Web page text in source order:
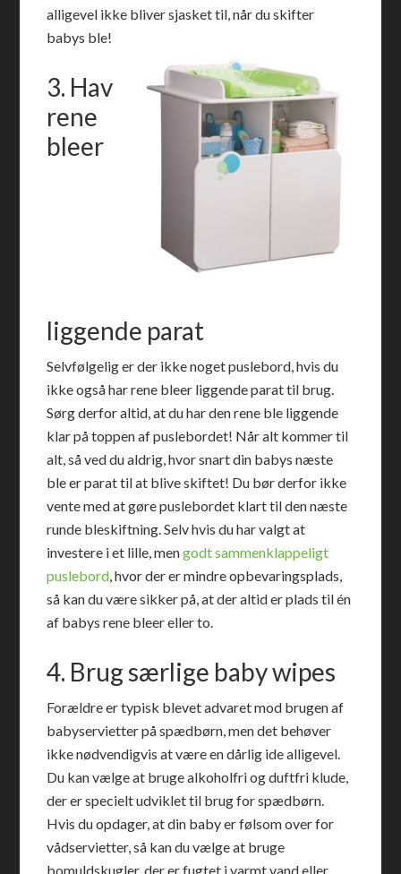
alligevel ikke bliver sjasket til, når du skifter
babys ble!
3. Hav
rene
bleer
liggende parat
Selvfølgelig er der ikke noget puslebord, hvis du
ikke også har rene bleer liggende parat til brug.
Sørg derfor altid, at du har den rene ble liggende
klar på toppen af puslebordet! Når alt kommer til
alt, så ved du aldrig, hvor snart din babys næste
ble er parat til at blive skiftet! Du bør derfor ikke
vente med at gøre puslebordet klart til den næste
runde bleskiftning. Selv hvis du har valgt at
investere i et lille, mengodt sammenklappeligt
puslebord, hvor der er mindre opbevaringsplads,
så kan du være sikker på, at der altid er plads til én
af babys rene bleer eller to.
4. Brug særlige baby wipes
Forældre er typisk blevet advaret mod brugen af
babyservietter på spædbørn, men det behøver
ikke nødvendigvis at være en dårlig ide alligevel.
Du kan vælge at bruge alkoholfri og duftfri klude,
der er specielt udviklet til brug for spædbørn.
Hvis du opdager, at din baby er følsom over for
vådservietter, så kan du vælge at bruge
bomuldskugler, der er fugtet i varmt vand eller